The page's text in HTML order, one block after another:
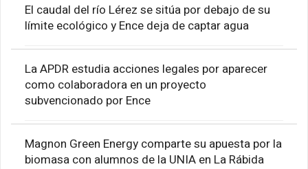
El caudal del río Lérez se sitúa por debajo de su
límite ecológico y Ence deja de captar agua
La APDR estudia acciones legales por aparecer
como colaboradora en un proyecto
subvencionado por Ence
Magnon Green Energy comparte su apuesta por la
biomasa con alumnos de la UNIA en La Rábida